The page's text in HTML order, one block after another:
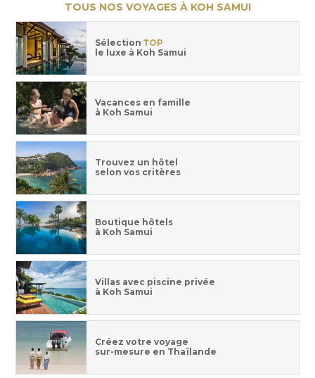
TOUS NOS VOYAGES À KOH SAMUI
Sélection TOP
le luxe à Koh Samui
Vacances en famille
à Koh Samui
Trouvez un hôtel
selon vos critères
Boutique hôtels
à Koh Samui
Villas avec piscine privée
à Koh Samui
Créez votre voyage
sur-mesure en Thaïlande